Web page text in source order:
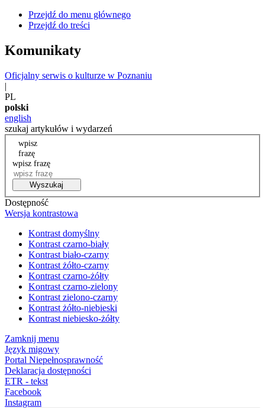
Przejdź do menu głównego
Przejdź do treści
Komunikaty
Oficjalny serwis o kulturze w Poznaniu
|
PL
polski
english
szukaj artykułów i wydarzeń
wpisz
frazę
wpisz frazę
Wyszukaj
Dostępność
Wersja kontrastowa
Kontrast domyślny
Kontrast czarno-biały
Kontrast biało-czarny
Kontrast żółto-czarny
Kontrast czarno-żółty
Kontrast czarno-zielony
Kontrast zielono-czarny
Kontrast żółto-niebieski
Kontrast niebiesko-żółty
Zamknij menu
Język migowy
Portal Niepełnosprawność
Deklaracja dostępności
ETR - tekst
Facebook
Instagram